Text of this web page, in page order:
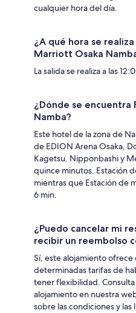
cualquier hora del día.
¿A qué hora se
Marriott Osaka
La salida se realiza a las
¿Dónde se
Namba?
Este hotel de la zona de
de EDION Arena Osaka,
Kagetsu. Nipponbashi y
quince minutos. Estación
mientras que Estación de
6 min.
¿Puedo cancelar mi
recibir un reembolso
Sí, este alojamiento
determinadas tarifas de
tener flexibilidad.
alojamiento en nuestra
sobre las condiciones y las